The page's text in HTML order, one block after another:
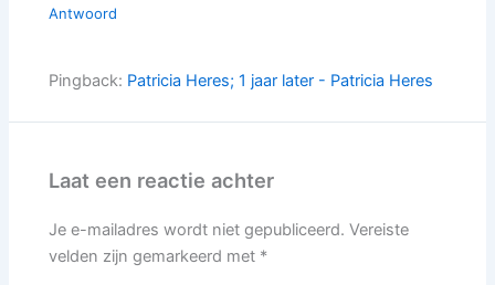
Antwoord
Pingback: Patricia Heres; 1 jaar later - Patricia Heres
Laat een reactie achter
Je e-mailadres wordt niet gepubliceerd. Vereiste
velden zijn gemarkeerd met *